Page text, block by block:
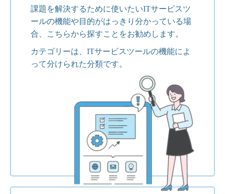
課題を解決するために使いたいITサービスツ
ールの機能や目的がはっきり分かっている場
合、こちらから探すことをお勧めします。
カテゴリーは、ITサービスツールの機能によ
って分けられた分類です。